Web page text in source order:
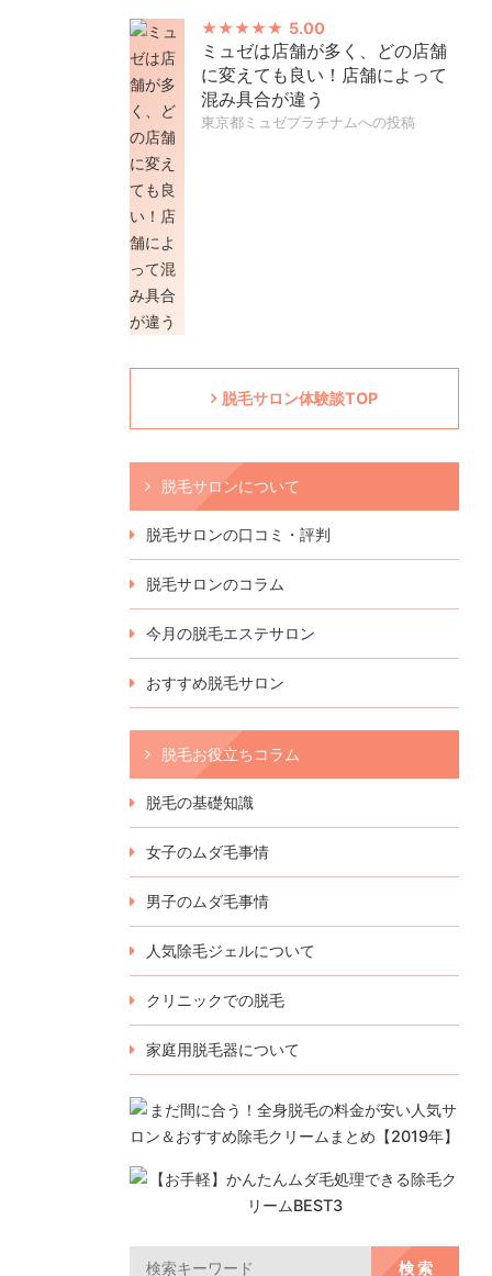
5.00
ミュゼは店舗が多く、どの店舗
に変えても良い！店舗によって
混み具合が違う
東京都ミュゼプラチナムへの投稿
脱毛サロン体験談TOP
脱毛サロンについて
脱毛サロンの口コミ・評判
脱毛サロンのコラム
今月の脱毛エステサロン
おすすめ脱毛サロン
脱毛お役立ちコラム
脱毛の基礎知識
女子のムダ毛事情
男子のムダ毛事情
人気除毛ジェルについて
クリニックでの脱毛
家庭用脱毛器について